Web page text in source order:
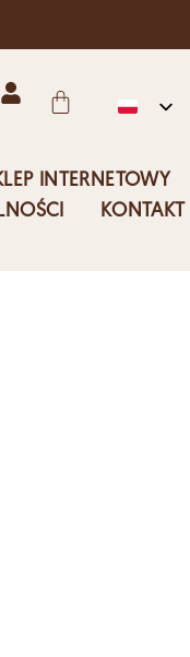
INTERNETOWY
KONTAKT